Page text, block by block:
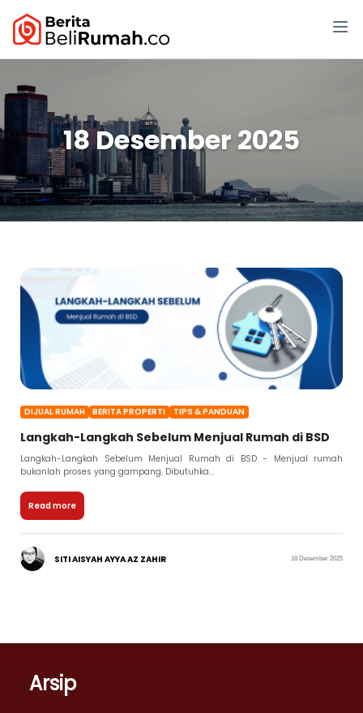
18 Desember 2025
DIJUAL RUMAH BERITA PROPERTI TIPS & PANDUAN
Langkah-Langkah Sebelum Menjual Rumah di BSD
Langkah-Langkah Sebelum Menjual Rumah di BSD - Menjual rumah
bukanlah proses yang gampang. Dibutuhka...
Read more
SITI AISYAH AYYA AZ ZAHIR 18 Desember 2025
Arsip